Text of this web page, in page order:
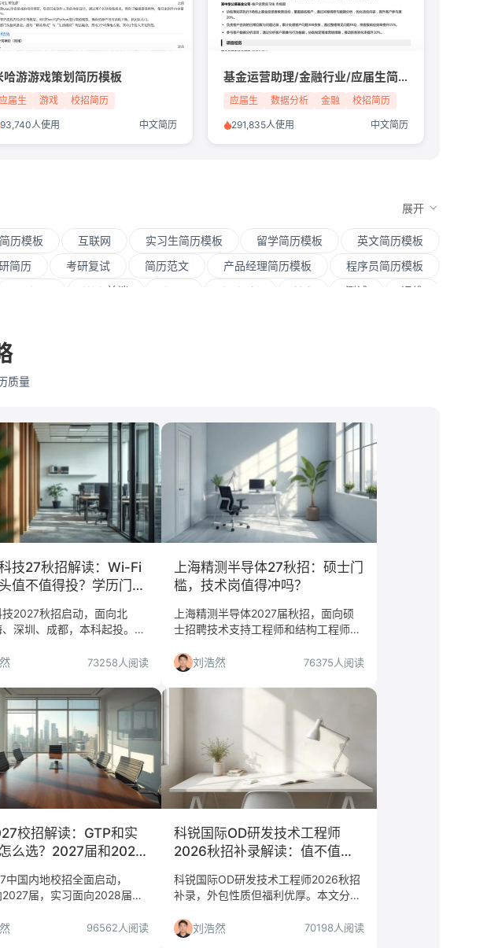
哈游游戏策划简历模板
届生 游戏 校招简历
93,740人使用 中文简历
基金运营助理/金融行业/应届生简历模板
应届生 数据分析 金融 校招简历
291,835人使用 中文简历
展开
历模板 互联网 实习生简历模板 留学简历模板
英文简历模板
简历 考研复试 简历范文 产品经理简历模板
程序员简历模板
python Web前端 Java Andorid iOS 测试
运维
外贸
电子信息工程 语言类专业
质量
技27秋招解读：Wi-Fi
值不值得投？学历门槛
技2027秋招启动，面向北
深圳、成都，本科起投。算
Fi出货量第一，技术成长
但学历分层明显。本文帮你判
投递。
73258人阅读
上海精测半导体27秋招：硕士门
槛，技术岗值得冲吗？
上海精测半导体2027届秋招，面向硕
士招聘技术支持工程师和结构工程师，
门槛、适合人群与投递建议，帮你判断
是否值得投。
刘浩然 76375人阅读
校招解读：GTP和实
么选？2027届和2028
中国内地校招全面启动，
2027届，实习面向2028届，
项目选择、申请流程与准备
你判断是否值得投递。
96562人阅读
科锐国际OD研发技术工程师
2026秋招补录解读：值不值得
科锐国际OD研发技术工程师2026秋招
补录，外包性质但福利优厚。本文分析
你理性决策。
刘浩然 70198人阅读